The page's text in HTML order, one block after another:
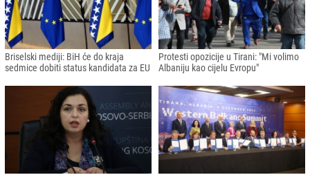
Briselski mediji: BiH će do kraja
sedmice dobiti status kandidata za EU
Protesti opozicije u Tirani: "Mi volimo
Albaniju kao cijelu Evropu"